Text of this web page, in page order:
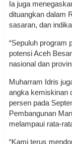
Ia juga
dituangkan dalam
sasaran, dan
“Sepuluh program
potensi Aceh
nasional dan
Muharram Idris
angka kemiskinan
persen pada
Pembangunan
melampaui rata-
“Kami terus